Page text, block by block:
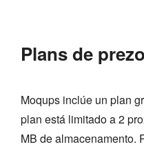
Plans de
Moqups inclúe un plan
plan está limitado a 2
MB de almacenamento.